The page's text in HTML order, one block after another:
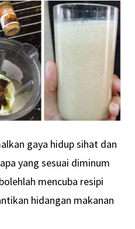
gaya hidup sihat dan
yang sesuai diminum
mencuba resipi
hidangan makanan